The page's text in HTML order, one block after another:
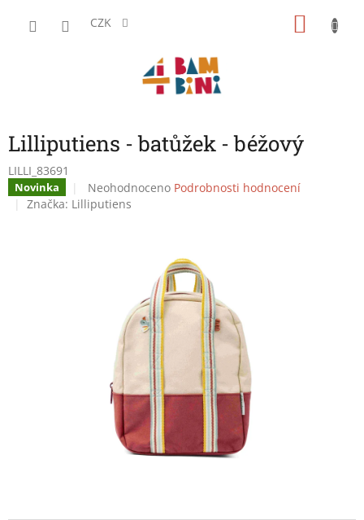
CZK
Lilliputiens - batůžek - béžový
LILLI_83691
Novinka
Průměrné
hodnocení
Neohodnoceno Podrobnosti hodnocení
Značka: Lilliputiens